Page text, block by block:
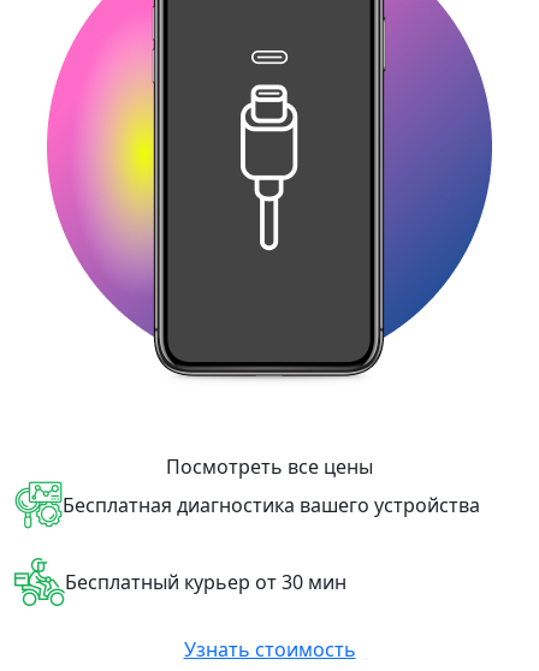
Посмотреть все цены
Бесплатная диагностика вашего устройства
Бесплатный курьер от 30 мин
Узнать стоимость